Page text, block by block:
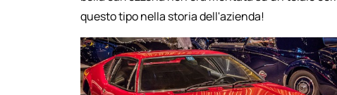
questo tipo nella storia dell'azienda!